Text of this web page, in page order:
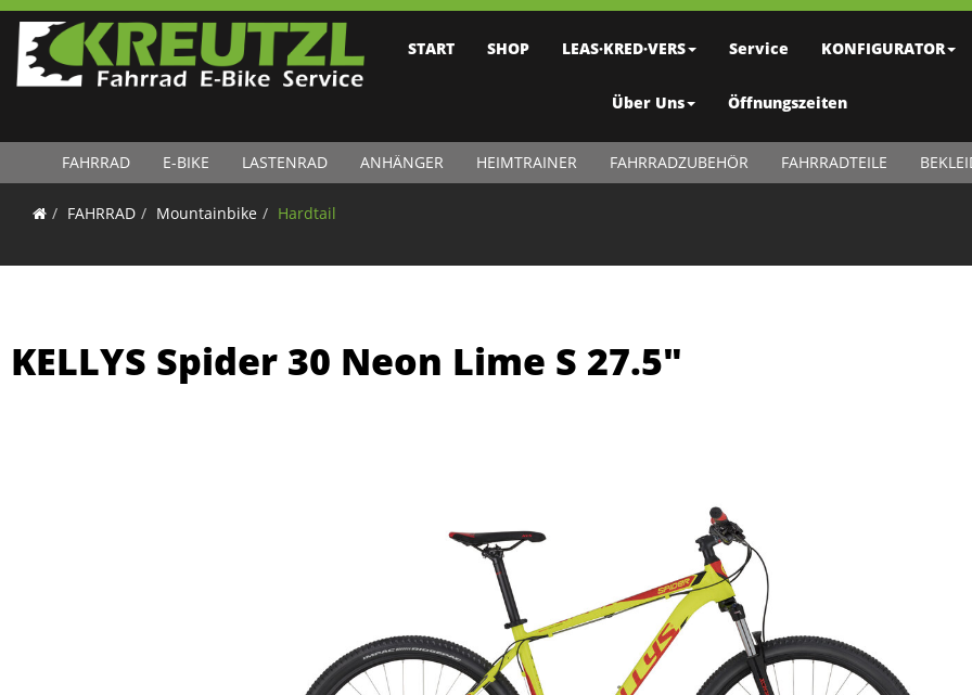
START SHOP LEAS·KRED·VERS Service KONFIGURATOR
Über Uns Öffnungszeiten
FAHRRAD E-BIKE LASTENRAD ANHÄNGER HEIMTRAINER FAHRRADZUBEHÖR FAHRRADTEILE
FAHRRAD Mountainbike Hardtail
KELLYS Spider 30 Neon Lime S 27.5"